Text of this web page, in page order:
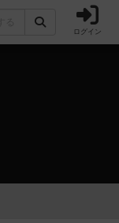
ログイン